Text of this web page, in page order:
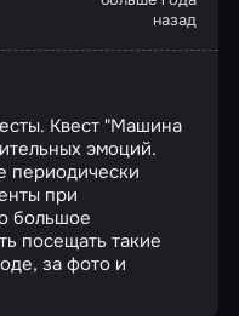
назад
Квест "Машина
эмоций.
периодически
при
большое
посещать такие
за фото и